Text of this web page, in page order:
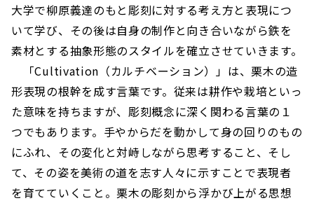
大学で柳原義達のもと彫刻に対する考え方と表現につ
いて学び、その後は自身の制作と向き合いながら鉄を
素材とする抽象形態のスタイルを確立させていきます。
「Cultivation（カルチベーション）」は、栗木の造
形表現の根幹を成す言葉です。従来は耕作や栽培といっ
た意味を持ちますが、彫刻概念に深く関わる言葉の１
つでもあります。手やからだを動かして身の回りのもの
にふれ、その変化と対峙しながら思考すること、そし
て、その姿を美術の道を志す人々に示すことで表現者
を育てていくこと。栗木の彫刻から浮かび上がる思想